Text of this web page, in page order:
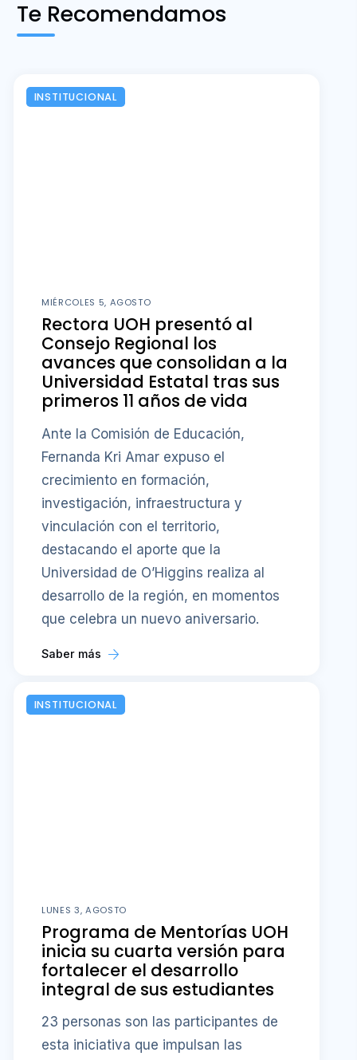
Te Recomendamos
INSTITUCIONAL
MIÉRCOLES 5, AGOSTO
Rectora UOH presentó al
Consejo Regional los
avances que consolidan a la
Universidad Estatal tras sus
primeros 11 años de vida
Ante la Comisión de Educación,
Fernanda Kri Amar expuso el
crecimiento en formación,
investigación, infraestructura y
vinculación con el territorio,
destacando el aporte que la
Universidad de O’Higgins realiza al
desarrollo de la región, en momentos
que celebra un nuevo aniversario.
Saber más
INSTITUCIONAL
LUNES 3, AGOSTO
Programa de Mentorías UOH
inicia su cuarta versión para
fortalecer el desarrollo
integral de sus estudiantes
23 personas son las participantes de
esta iniciativa que impulsan las